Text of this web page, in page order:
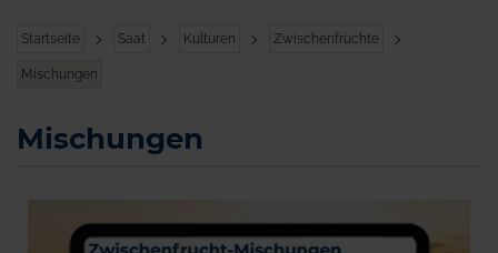
Startseite Saat Kulturen Zwischenfrüchte
Mischungen
Mischungen